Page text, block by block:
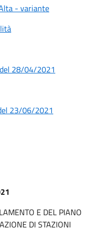
- variante
28/04/2021
23/06/2021
E DEL PIANO
DI STAZIONI